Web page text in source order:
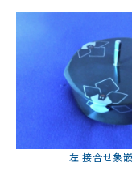
左 接合せ象